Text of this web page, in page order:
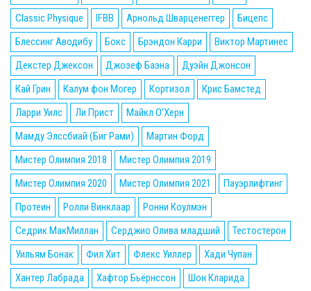
Classic Physique
IFBB Арнольд Шварценеггер
Бицепс
Блессинг Аводибу
Бокс Брэндон Карри
Виктор Мартинес
Декстер Джексон
Джозеф Баэна
Дуэйн Джонсон
Кай Грин
Калум фон Могер Кортизол
Крис Бамстед
Ларри Уилс
Ли Прист
Майкл О'Херн
Мамду Элссбиай (Биг Рами)
Мартин Форд
Мистер Олимпия 2018
Мистер Олимпия 2019
Мистер Олимпия 2020
Мистер Олимпия 2021
Пауэрлифтинг
Протеин
Ролли Винклаар
Ронни Коулмэн
Седрик МакМиллан
Серджио Олива младший
Тестостерон
Уильям Бонак
Фил Хит Флекс Уиллер
Хади Чупан
Хантер Лабрада
Хафтор Бьёрнссон
Шон Кларида